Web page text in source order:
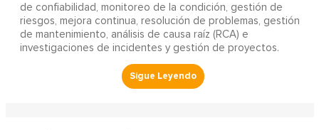
de confiabilidad, monitoreo de la condición, gestión de
riesgos, mejora continua, resolución de problemas, gestión
de mantenimiento, análisis de causa raíz (RCA) e
investigaciones de incidentes y gestión de proyectos.